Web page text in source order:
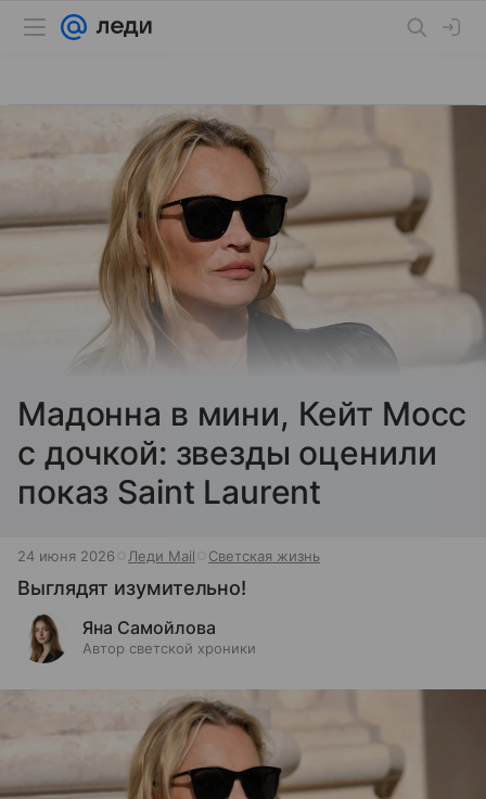
Мадонна в мини, Кейт Мосс
с дочкой: звезды оценили
показ Saint Laurent
24 июня 2026 Леди Mail Светская жизнь
Выглядят изумительно!
Яна Самойлова
Автор светской хроники